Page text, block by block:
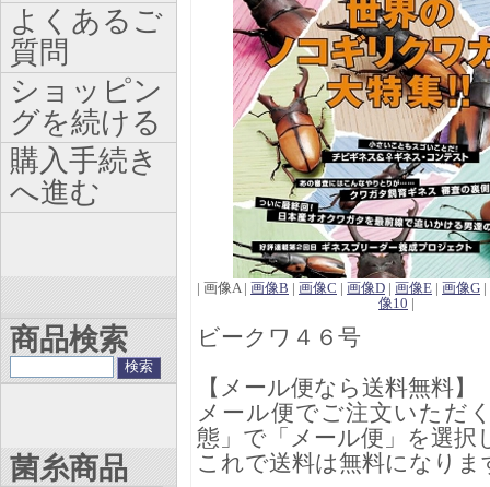
| 画像A | 画像B | 画像C | 画像D | 画像E | 画像G |
像10 |
ビークワ４６号
【メール便なら送料無料】
メール便でご注文いただ
態」で「メール便」を選択
これで送料は無料になりま
よくあるご
質問
ショッピン
グを続ける
購入手続き
へ進む
商品検索
菌糸商品